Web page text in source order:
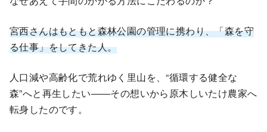
宮西さんはもともと森林公園の管理に携わり、「森を守
る仕事」をしてきた人。
人口減や高齢化で荒れゆく里山を、“循環する健全な
森”へと再生したい――その想いから原木しいたけ農家へ
転身したのです。